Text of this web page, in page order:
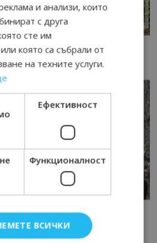
и анализи, които
с друга
сте им
която са събрали от
на техните услуги.
Ефективност
Функционалност
ВСИЧКИ